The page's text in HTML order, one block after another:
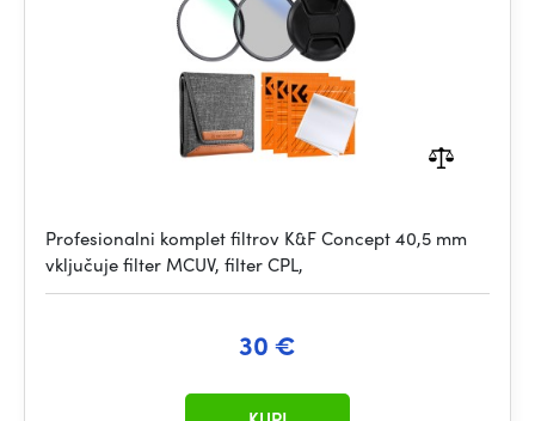
Profesionalni komplet filtrov K&F Concept 40,5 mm
vključuje filter MCUV, filter CPL,
30 €